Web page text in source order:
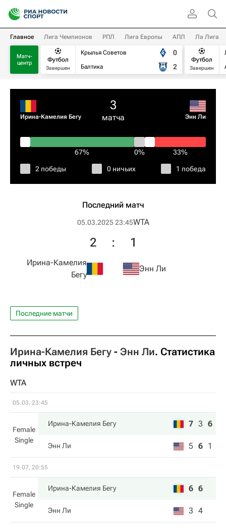
Главное Лига Чемпионов РПЛ Лига Европы АПЛ Ла Лига
Матч-
центр
Футбол
Завершен
Крылья Советов
Балтика
0
2
Футбол
Завершен
Ирина-Камелия Бегу
3
матча Энн Ли
67% 0% 33%
2 победы 0 ничьих 1 победа
Последний матч
05.03.2025 23:45WTA
Ирина-Камелия
Бегу
2 : 1
Энн Ли
Последние матчи
Ирина-Камелия Бегу - Энн Ли. Статистика
личных встреч
WTA
05.03, 23:45
Female
Single
Ирина-Камелия Бегу 7 3 6
Энн Ли 5 6 1
19.07, 20:55
Female
Single
Ирина-Камелия Бегу 6 6
Энн Ли 3 4